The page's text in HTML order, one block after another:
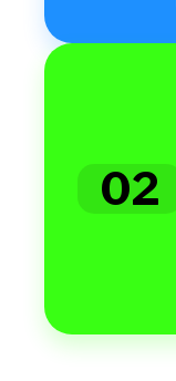
02